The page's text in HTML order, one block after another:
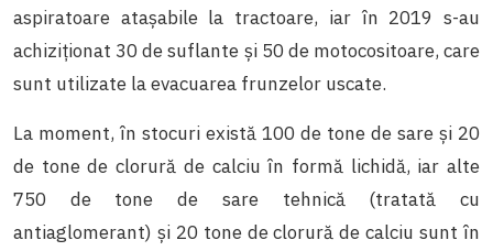
aspiratoare atașabile la tractoare, iar în 2019 s-au
achiziționat 30 de suflante și 50 de motocositoare, care
sunt utilizate la evacuarea frunzelor uscate.
La moment, în stocuri există 100 de tone de sare și 20
de tone de clorură de calciu în formă lichidă, iar alte
750 de tone de sare tehnică (tratată cu
antiaglomerant) și 20 tone de clorură de calciu sunt în